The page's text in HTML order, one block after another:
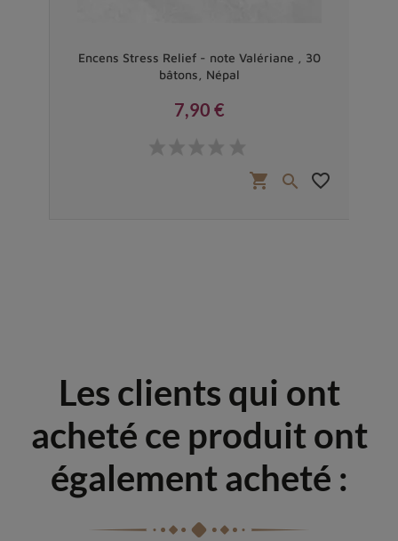
Encens Stress Relief - note Valériane , 30
bâtons, Népal
7,90 €
shopping_cart  favorite_border
Les clients qui ont
acheté ce produit ont
également acheté :